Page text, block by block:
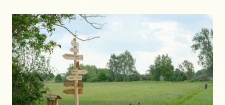
unermüdlichen Einsatz für Umwelt-, Natur- und
Klimaschutz.